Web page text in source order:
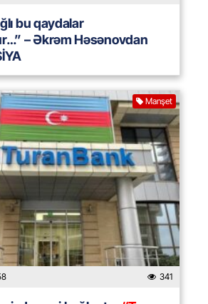
bu qaydalar
– Əkrəm Həsənovdan
Manşet
341